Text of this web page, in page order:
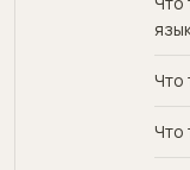
Что
Что